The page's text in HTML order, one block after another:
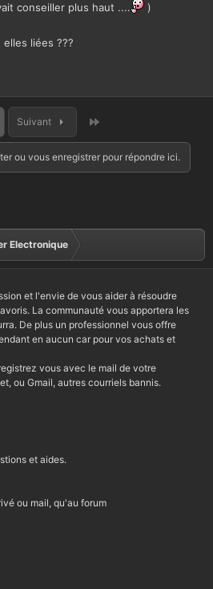
conseiller plus haut ....
)
liées ???
Suivant
ou vous enregistrer pour répondre ici.
Electronique
et l'envie de vous aider à résoudre
La communauté vous apportera les
De plus un professionnel vous offre
en aucun car pour vos achats et
vous avec le mail de votre
ou Gmail, autres courriels bannis.
et aides.
ou mail, qu'au forum